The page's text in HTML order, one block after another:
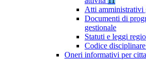
Atti amministrativi
Documenti di
gestionale
Statuti e leggi
Codice
Oneri informativi per